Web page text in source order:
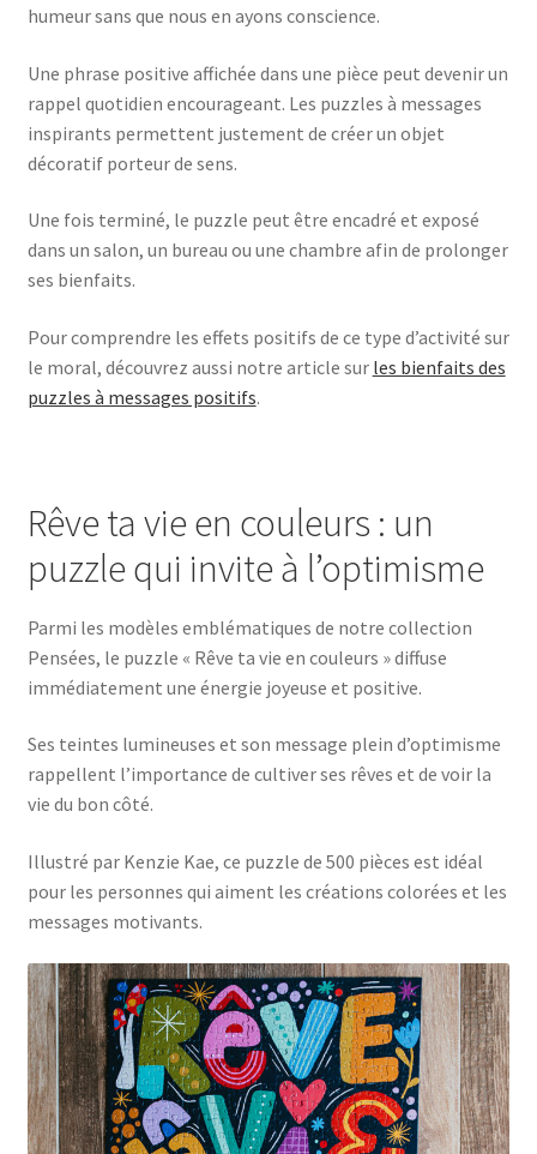
humeur sans que nous en ayons conscience.
Une phrase positive affichée dans une pièce peut devenir un
rappel quotidien encourageant. Les puzzles à messages
inspirants permettent justement de créer un objet
décoratif porteur de sens.
Une fois terminé, le puzzle peut être encadré et exposé
dans un salon, un bureau ou une chambre afin de prolonger
ses bienfaits.
Pour comprendre les effets positifs de ce type d’activité sur
le moral, découvrez aussi notre article sur les bienfaits des
puzzles à messages positifs.
Rêve ta vie en couleurs : un
puzzle qui invite à l’optimisme
Parmi les modèles emblématiques de notre collection
Pensées, le puzzle « Rêve ta vie en couleurs » diffuse
immédiatement une énergie joyeuse et positive.
Ses teintes lumineuses et son message plein d’optimisme
rappellent l’importance de cultiver ses rêves et de voir la
vie du bon côté.
Illustré par Kenzie Kae, ce puzzle de 500 pièces est idéal
pour les personnes qui aiment les créations colorées et les
messages motivants.